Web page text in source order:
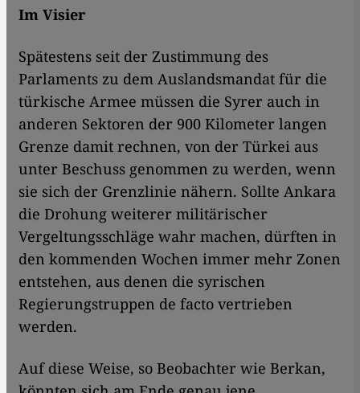
Im Visier
Spätestens seit der Zustimmung des
Parlaments zu dem Auslandsmandat für die
türkische Armee müssen die Syrer auch in
anderen Sektoren der 900 Kilometer langen
Grenze damit rechnen, von der Türkei aus
unter Beschuss genommen zu werden, wenn
sie sich der Grenzlinie nähern. Sollte Ankara
die Drohung weiterer militärischer
Vergeltungsschläge wahr machen, dürften in
den kommenden Wochen immer mehr Zonen
entstehen, aus denen die syrischen
Regierungstruppen de facto vertrieben
werden.
Auf diese Weise, so Beobachter wie Berkan,